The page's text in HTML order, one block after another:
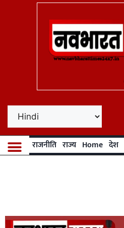
राजनीति राज्य Home देश